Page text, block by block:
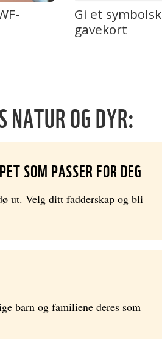
Gi et symbolsk
gavekort
NATUR OG DYR:
SOM PASSER FOR DEG
ut. Velg ditt fadderskap og bli
barn og familiene deres som